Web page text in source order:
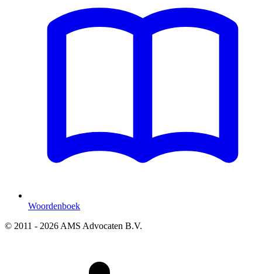
Woordenboek
© 2011 - 2026 AMS Advocaten B.V.